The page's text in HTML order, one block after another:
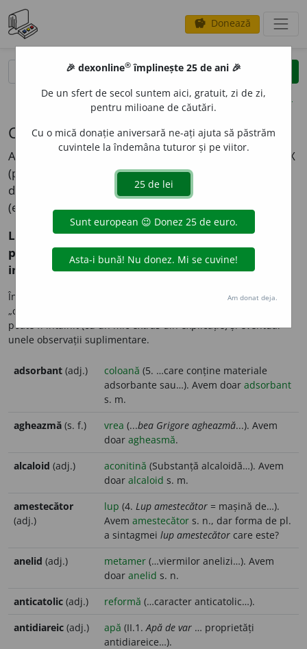
savings Donează
opțiuni
Cuvinte fără explicații în DEX
Aceste cuvinte apar în explicațiile altor cuvinte din DEX
(până la DEX'98 inclusiv), fără a avea - la rândul lor -, o
definiție asociată. Unele dintre acestea se pot încadra
(eventual) în categoria „greșeli de tipar”.
Lista a fost alcătuită în folosul scrabbliștilor -
pentru a le indica proveniența unor cuvinte
incluse în LOC - și se adresează numai lor.
În tabelul de mai jos figurează în coloana din stânga cuvântul
„care lipsește” din DEX, iar în dreapta cuvântul-titlu unde
poate fi întâlnit (cu un mic extras din explicație) și eventual
unele observații suplimentare.
adsorbant (adj.) coloană (5. …care conține materiale
adsorbante sau…). Avem doar adsorbant
s. m.
agheazmă (s. f.) vrea (...bea Grigore agheazmă...). Avem
doar agheasmă.
alcaloid (adj.) aconitină (Substanță alcaloidă…). Avem
doar alcaloid s. m.
amestecător
(adj.)
lup (4. Lup amestecător = mașină de…).
Avem amestecător s. n., dar forma de pl.
a sintagmei lup amestecător care este?
anelid (adj.) metamer (…viermilor anelizi…). Avem
doar anelid s. n.
anticatolic (adj.) reformă (…caracter anticatolic…).
antidiareic (adj.) apă (II.1.Apă de var … proprietăți
antidiareice…).
🎉 dexonline® împlinește 25 de ani 🎉
De un sfert de secol suntem aici, gratuit, zi de zi,
pentru milioane de căutări.
Cu o mică donație aniversară ne-ați ajuta să păstrăm
cuvintele la îndemâna tuturor și pe viitor.
Am donat deja.